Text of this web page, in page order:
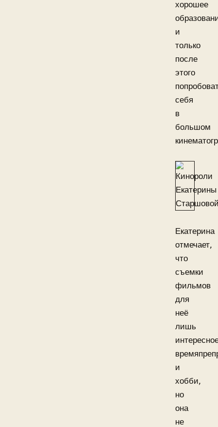
хорошее
и
только
после
этого
себя
в
большом
Екатерина
отмечает,
что
съемки
фильмов
для
неё
лишь
и
хобби,
но
она
не